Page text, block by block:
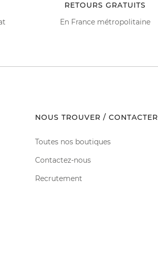
RETOURS GRATUITS
En France métropolitaine
NOUS TROUVER / CONTACTER
Toutes nos boutiques
Contactez-nous
Recrutement